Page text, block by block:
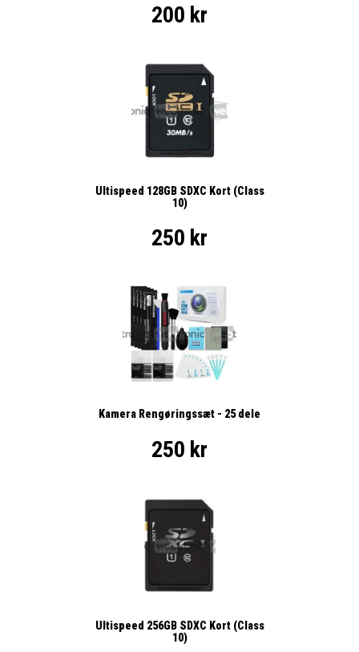
200 kr
Ultispeed 128GB SDXC Kort (Class
10)
250 kr
Kamera Rengøringssæt - 25 dele
250 kr
Ultispeed 256GB SDXC Kort (Class
10)